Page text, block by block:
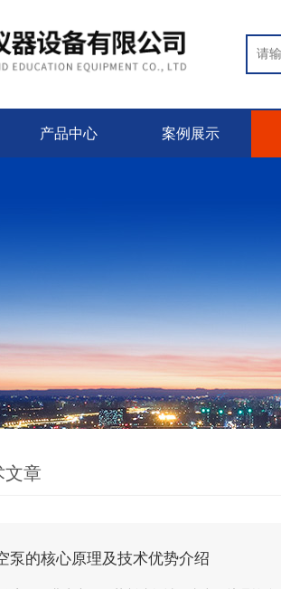
产品中心 案例展示
文章
泵的核心原理及技术优势介绍